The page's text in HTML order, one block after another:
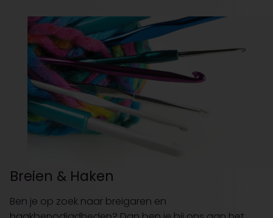
Breien & Haken
Ben je op zoek naar breigaren en